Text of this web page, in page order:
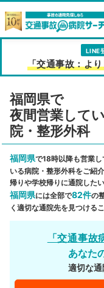
LINE
「交通事故：よ
福岡県で
夜間営業して
院・整形外科
福岡県で18時以降も営業
いる病院・整形外科をご紹
帰りや学校帰りに通院した
福岡県には全部で82件の
く適切な通院先を見つける
「交通事
あなた
適切な通